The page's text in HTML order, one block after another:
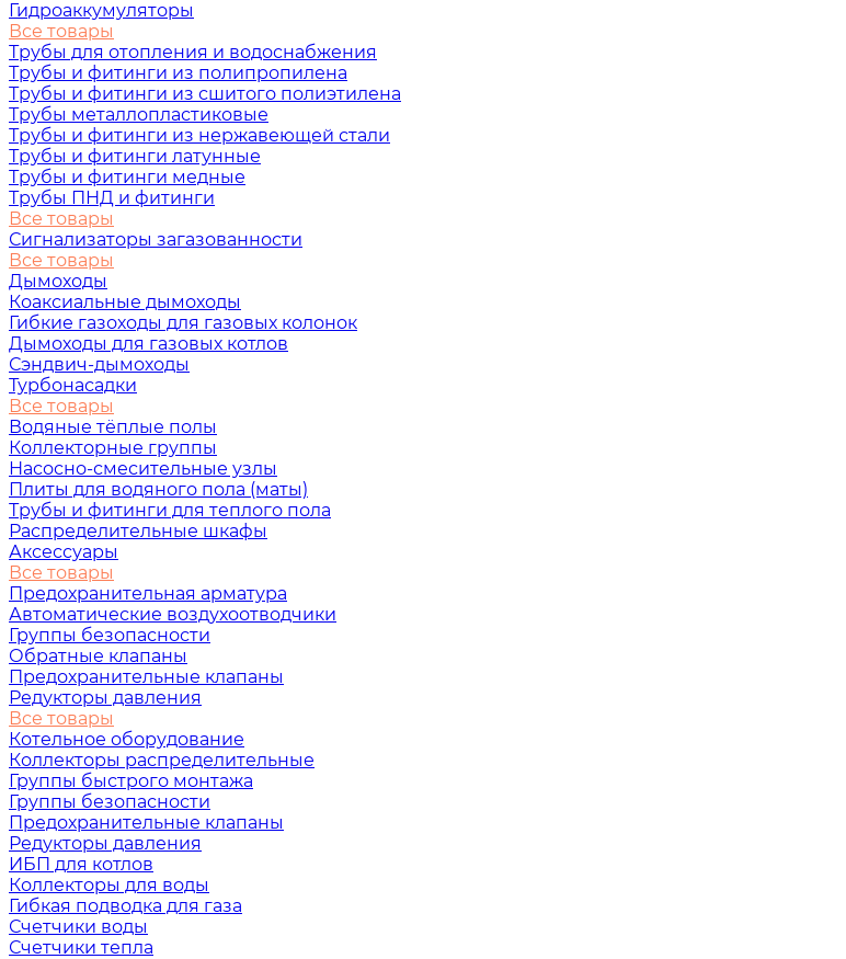
Гидроаккумуляторы
Все товары
Трубы для отопления и водоснабжения
Трубы и фитинги из полипропилена
Трубы и фитинги из сшитого полиэтилена
Трубы металлопластиковые
Трубы и фитинги из нержавеющей стали
Трубы и фитинги латунные
Трубы и фитинги медные
Трубы ПНД и фитинги
Все товары
Сигнализаторы загазованности
Все товары
Дымоходы
Коаксиальные дымоходы
Гибкие газоходы для газовых колонок
Дымоходы для газовых котлов
Сэндвич-дымоходы
Турбонасадки
Все товары
Водяные тёплые полы
Коллекторные группы
Насосно-смесительные узлы
Плиты для водяного пола (маты)
Трубы и фитинги для теплого пола
Распределительные шкафы
Аксессуары
Все товары
Предохранительная арматура
Автоматические воздухоотводчики
Группы безопасности
Обратные клапаны
Предохранительные клапаны
Редукторы давления
Все товары
Котельное оборудование
Коллекторы распределительные
Группы быстрого монтажа
Группы безопасности
Предохранительные клапаны
Редукторы давления
ИБП для котлов
Коллекторы для воды
Гибкая подводка для газа
Счетчики воды
Счетчики тепла